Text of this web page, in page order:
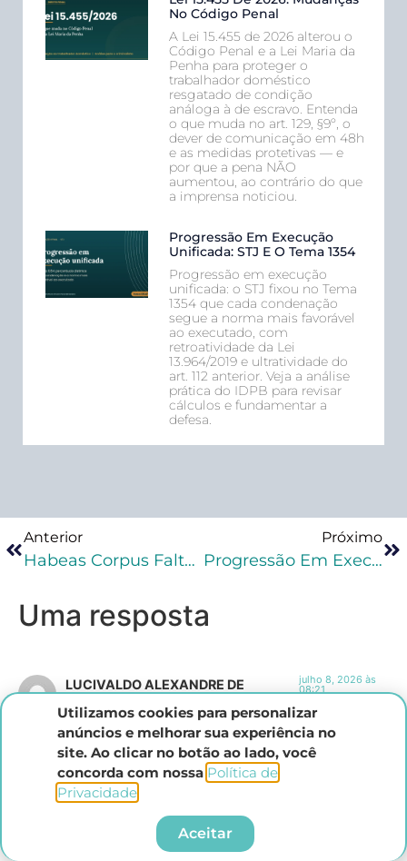
No Código Penal
A Lei 15.455 de 2026 alterou o
Código Penal e a Lei Maria da
Penha para proteger o
trabalhador doméstico
resgatado de condição
análoga à de escravo. Entenda
o que muda no art. 129, §9º, o
dever de comunicação em 48h
e as medidas protetivas — e
por que a pena NÃO
aumentou, ao contrário do que
a imprensa noticiou.
Progressão Em Execução
Unificada: STJ E O Tema 1354
Progressão em execução
unificada: o STJ fixou no Tema
1354 que cada condenação
segue a norma mais favorável
ao executado, com
retroatividade da Lei
13.964/2019 e ultratividade do
art. 112 anterior. Veja a análise
prática do IDPB para revisar
cálculos e fundamentar a
defesa.
Anterior
Habeas Corpus Falta Grave: Tese De Defesa
Próximo
Progressão Em Execução Unificada: STJ E O Tema 1354
Uma resposta
LUCIVALDO ALEXANDRE DE
MIRANDA
disse:
julho 8, 2026 às
08:21
Acompanho suas aulas através de videos há mais de 5
anos. Embora atue na area criminal há mais de 30 anos com
certa segurança, gosto de estar sempre atualizado. E isso é
fundamental para quem quer atuar com seguranca.
Utilizamos cookies para personalizar
anúncios e melhorar sua experiência no
site. Ao clicar no botão ao lado, você
concorda com nossa Política de
Privacidade.​
Aceitar